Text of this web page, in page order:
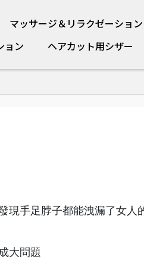
マッサージ＆リラクゼーション
ョン ヘアカット用シザー
現手足脖子都能洩漏了女人
大問題